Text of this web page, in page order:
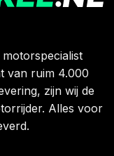
van ruim 4.000
zijn wij de
Alles voor